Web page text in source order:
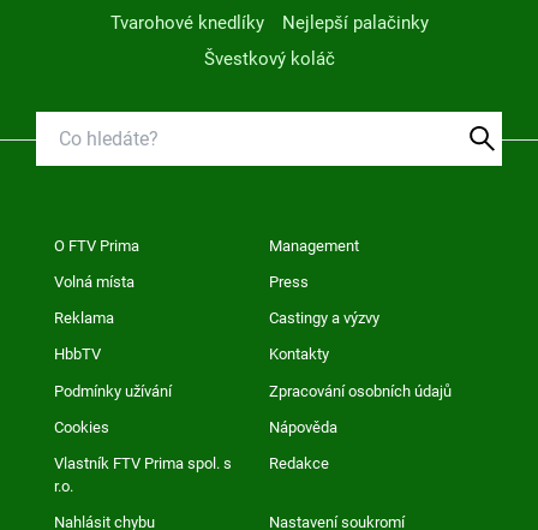
Tvarohové knedlíky
Nejlepší palačinky
Švestkový koláč
O FTV Prima Management
Volná místa Press
Reklama Castingy a výzvy
HbbTV Kontakty
Podmínky užívání Zpracování osobních údajů
Cookies Nápověda
Vlastník FTV Prima spol. s
r.o.
Redakce
Nahlásit chybu Nastavení soukromí